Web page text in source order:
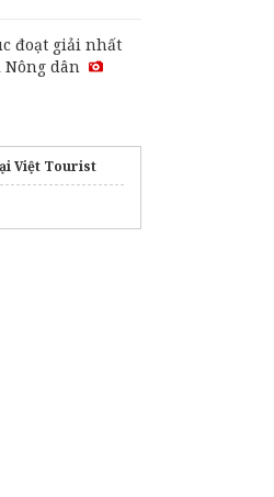
đoạt giải nhất
dân
Việt Tourist